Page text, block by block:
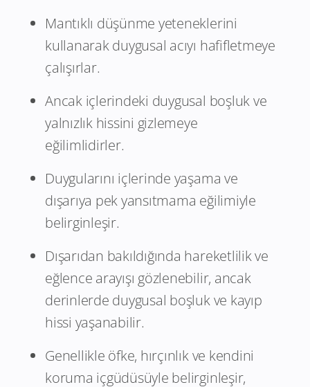
Mantıklı düşünme yeteneklerini
kullanarak duygusal acıyı hafifletmeye
çalışırlar.
Ancak içlerindeki duygusal boşluk ve
yalnızlık hissini gizlemeye
eğilimlidirler.
Duygularını içlerinde yaşama ve
dışarıya pek yansıtmama eğilimiyle
belirginleşir.
Dışarıdan bakıldığında hareketlilik ve
eğlence arayışı gözlenebilir, ancak
derinlerde duygusal boşluk ve kayıp
hissi yaşanabilir.
Genellikle öfke, hırçınlık ve kendini
koruma içgüdüsüyle belirginleşir,